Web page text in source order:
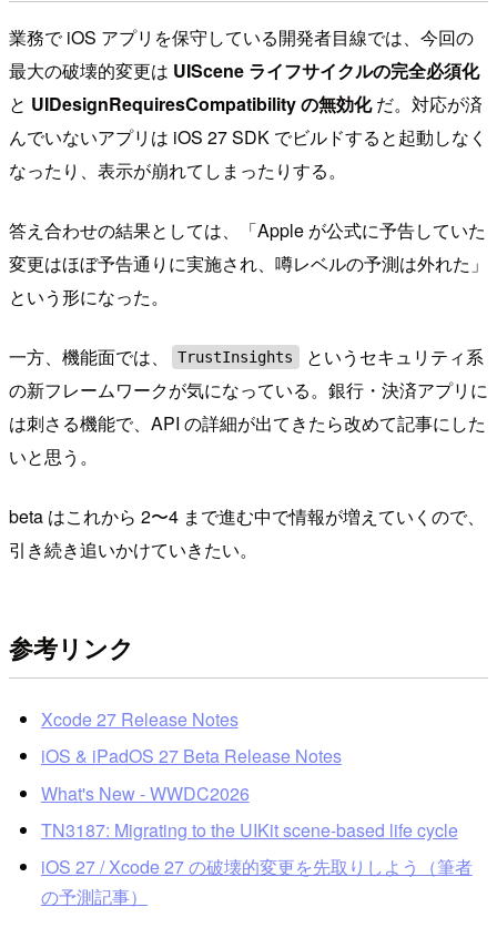
業務で iOS アプリを保守している開発者目線では、今回の
最大の破壊的変更は UIScene ライフサイクルの完全必須化
と UIDesignRequiresCompatibility の無効化だ。対応が済
んでいないアプリは iOS 27 SDK でビルドすると起動しなく
なったり、表示が崩れてしまったりする。
答え合わせの結果としては、「Apple が公式に予告していた
変更はほぼ予告通りに実施され、噂レベルの予測は外れた」
という形になった。
一方、機能面では、 TrustInsights
というセキュリティ系
の新フレームワークが気になっている。銀行・決済アプリに
は刺さる機能で、API の詳細が出てきたら改めて記事にした
いと思う。
beta はこれから 2〜4 まで進む中で情報が増えていくので、
引き続き追いかけていきたい。
参考リンク
Xcode 27 Release Notes
iOS & iPadOS 27 Beta Release Notes
What's New - WWDC2026
TN3187: Migrating to the UIKit scene-based life cycle
iOS 27 / Xcode 27 の破壊的変更を先取りしよう（筆者
の予測記事）